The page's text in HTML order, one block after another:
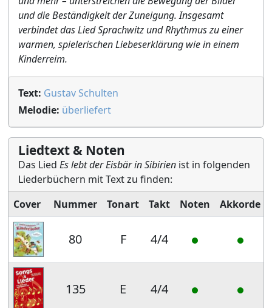
und die Beständigkeit der Zuneigung. Insgesamt
verbindet das Lied Sprachwitz und Rhythmus zu einer
warmen, spielerischen Liebeserklärung wie in einem
Kinderreim.
Text: Gustav Schulten
Melodie: überliefert
Liedtext & Noten
Das Lied Es lebt der Eisbär in Sibirien ist in folgenden
Liederbüchern mit Text zu finden:
Cover
Nummer Tonart Takt Noten Akkorde
80 F 4/4
135 E 4/4